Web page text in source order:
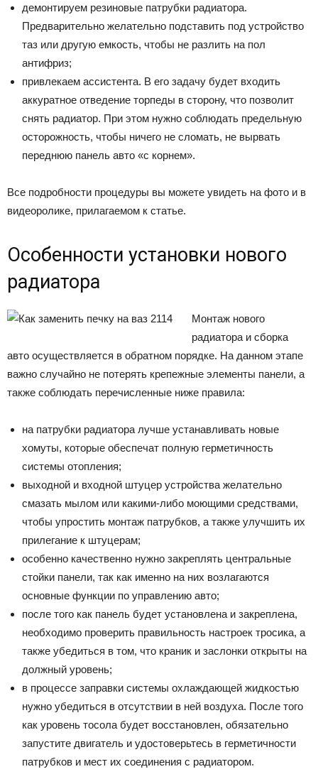
демонтируем резиновые патрубки радиатора.
Предварительно желательно подставить под устройство
таз или другую емкость, чтобы не разлить на пол
антифриз;
привлекаем ассистента. В его задачу будет входить
аккуратное отведение торпеды в сторону, что позволит
снять радиатор. При этом нужно соблюдать предельную
осторожность, чтобы ничего не сломать, не вырвать
переднюю панель авто «с корнем».
Все подробности процедуры вы можете увидеть на фото и в
видеоролике, прилагаемом к статье.
Особенности установки нового
радиатора
Монтаж нового
радиатора и сборка
авто осуществляется в обратном порядке. На данном этапе
важно случайно не потерять крепежные элементы панели, а
также соблюдать перечисленные ниже правила:
на патрубки радиатора лучше устанавливать новые
хомуты, которые обеспечат полную герметичность
системы отопления;
выходной и входной штуцер устройства желательно
смазать мылом или какими-либо моющими средствами,
чтобы упростить монтаж патрубков, а также улучшить их
прилегание к штуцерам;
особенно качественно нужно закреплять центральные
стойки панели, так как именно на них возлагаются
основные функции по управлению авто;
после того как панель будет установлена и закреплена,
необходимо проверить правильность настроек тросика, а
также убедиться в том, что краник и заслонки открыты на
должный уровень;
в процессе заправки системы охлаждающей жидкостью
нужно убедиться в отсутствии в ней воздуха. После того
как уровень тосола будет восстановлен, обязательно
запустите двигатель и удостоверьтесь в герметичности
патрубков и мест их соединения с радиатором.